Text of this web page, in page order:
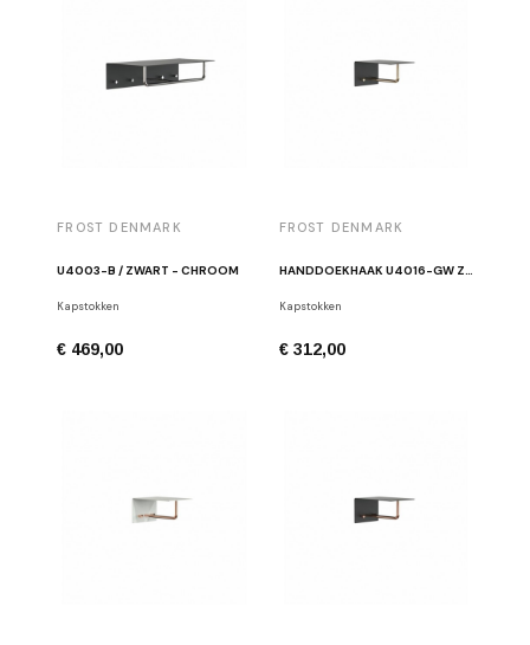
FROST DENMARK
U4003-B / ZWART - CHROOM
Kapstokken
€ 469,00
FROST DENMARK
HANDDOEKHAAK U4016-GW ZWART/GOUD
Kapstokken
€ 312,00